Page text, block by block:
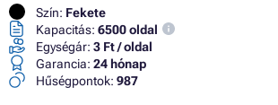
Szín: Fekete
Kapacitás: 6500 oldal
Egységár: 3 Ft / oldal
Garancia: 24 hónap
Hűségpontok: 987